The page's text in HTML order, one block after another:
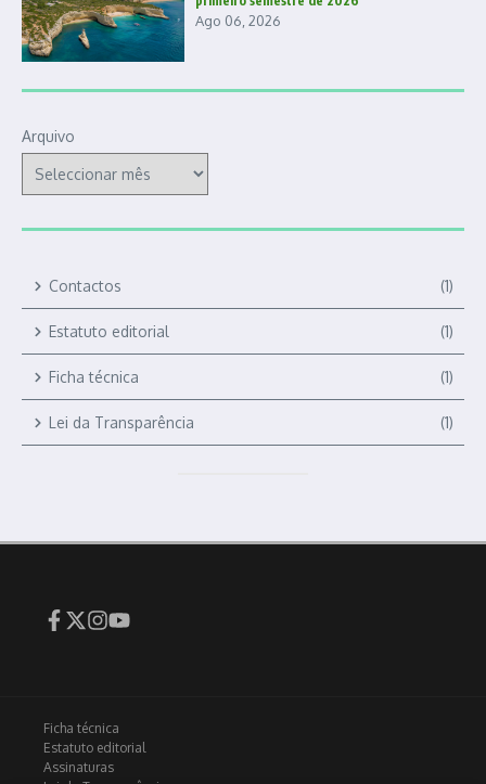
Ago 06, 2026
Arquivo
Contactos (1)
Estatuto editorial (1)
Ficha técnica (1)
Lei da Transparência (1)
Ficha técnica
Estatuto editorial
Assinaturas